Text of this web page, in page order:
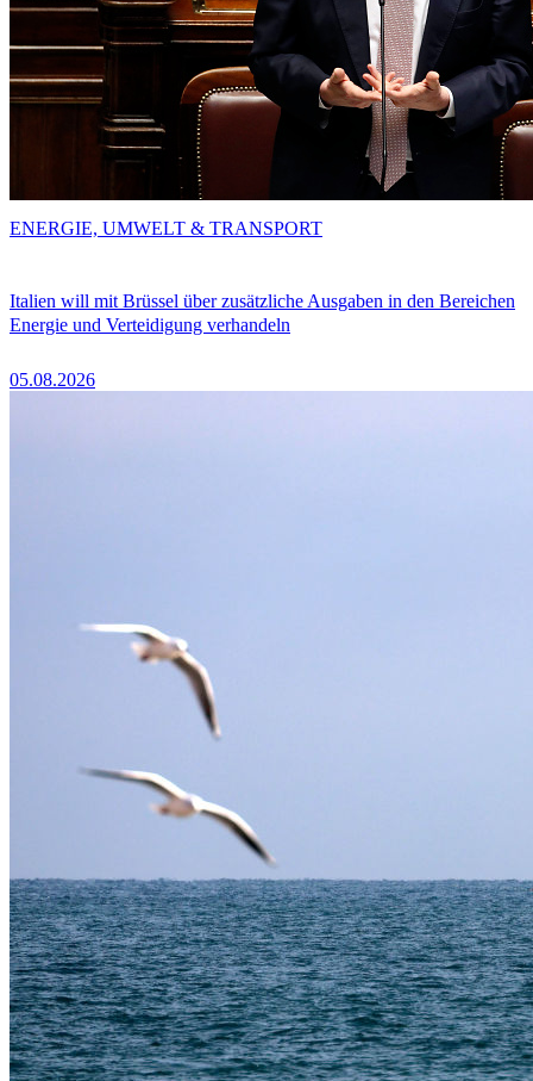
Italien will mit Brüssel über zusätzliche Ausgaben in den Bereichen
Energie und Verteidigung verhandeln
05.08.2026
ENERGIE, UMWELT & TRANSPORT